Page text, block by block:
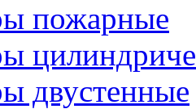
пожарные
двустенные